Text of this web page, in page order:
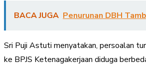
BACA JUGA Penurunan DBH
Sri Puji Astuti menyatakan, persoalan
ke BPJS Ketenagakerjaan diduga